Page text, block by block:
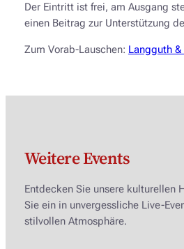
Der Eintritt ist frei, am Ausgang
einen Beitrag zur Unterstützung
Zum Vorab-Lauschen: Langguth
Weitere Events
Entdecken Sie unsere kulturellen
Sie ein in unvergessliche Live-
stilvollen Atmosphäre.